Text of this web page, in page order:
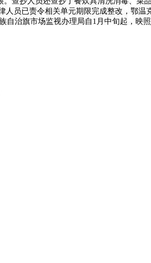
员已责令相关单元期限完成整改，鄂温
治旗市场监视办理局自1月中旬起，映